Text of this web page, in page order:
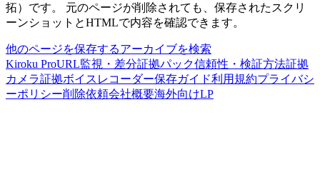
拓）です。
元のページが削除されても、保存されたスクリ
ーンショットとHTMLで内容を確認できます。
他のページを保存するアーカイブを検索
Kiroku ProURL監視・差分証拠パック信頼性・検証方法証拠
カメラ証拠ボイスレコーダー保存ガイド利用規約プライバシ
ーポリシー削除依頼会社概要海外向けLP